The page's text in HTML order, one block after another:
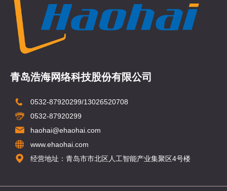
青岛浩海网络科技股份有限公司
0532-87920299/13026520708
0532-87920299
haohai@ehaohai.com
www.ehaohai.com
经营地址：青岛市市北区人工智能产业集聚区4号楼